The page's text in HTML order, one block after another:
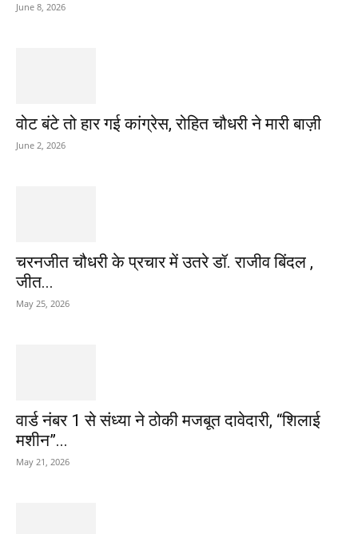
June 8, 2026
वोट बंटे तो हार गई कांग्रेस, रोहित चौधरी ने मारी बाज़ी
June 2, 2026
चरनजीत चौधरी के प्रचार में उतरे डॉ. राजीव बिंदल ,
जीत...
May 25, 2026
वार्ड नंबर 1 से संध्या ने ठोकी मजबूत दावेदारी, “शिलाई
मशीन”...
May 21, 2026